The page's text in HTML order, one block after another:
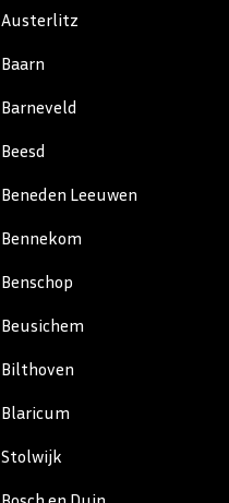
Austerlitz
Baarn
Barneveld
Beesd
Beneden Leeuwen
Bennekom
Benschop
Beusichem
Bilthoven
Blaricum
Stolwijk